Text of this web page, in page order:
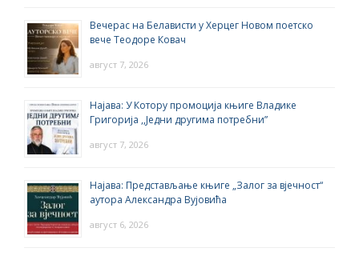
Вечерас на Белависти у Херцег Новом поетско
вече Теодоре Ковач
август 7, 2026
Најава: У Котору промоција књиге Владике
Григорија ,,Једни другима потребни”
август 7, 2026
Најава: Представљање књиге „Залог за вјечност“
аутора Александра Вујовића
август 6, 2026